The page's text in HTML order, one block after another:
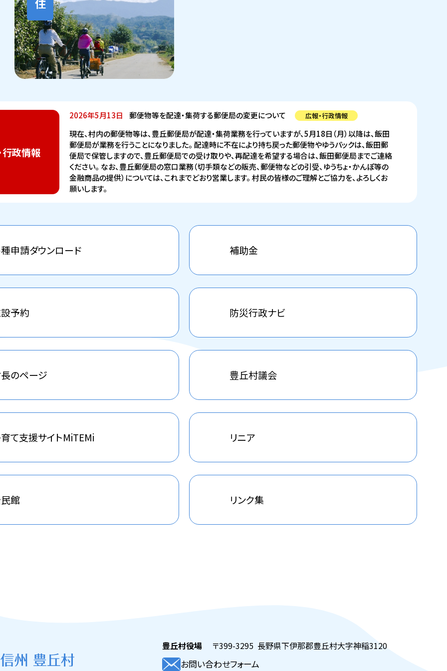
行政情報
2026年5月13日 郵便物等を配達・集荷する郵便局の変更について 広報・行政情報
現在、村内の郵便物等は、豊丘郵便局が配達・集荷業務を行っていますが、5月18日（月）以降は、飯田
郵便局が業務を行うことになりました。 配達時に不在により持ち戻った郵便物やゆうパックは、飯田郵
便局で保管しますので、豊丘郵便局での受け取りや、再配達を希望する場合は、飯田郵便局までご連絡
ください。 なお、豊丘郵便局の窓口業務（切手類などの販売、郵便物などの引受、ゆうちょ・かんぽ等の
金融商品の提供）については、これまでどおり営業します。 村民の皆様のご理解とご協力を、よろしくお
願いします。
申請ダウンロード 補助金
予約 防災行政ナビ
のページ 豊丘村議会
て支援サイトMiTEMi リニア
館 リンク集
豊丘村役場 〒399-3295 長野県下伊那郡豊丘村大字神稲3120
お問い合わせフォーム